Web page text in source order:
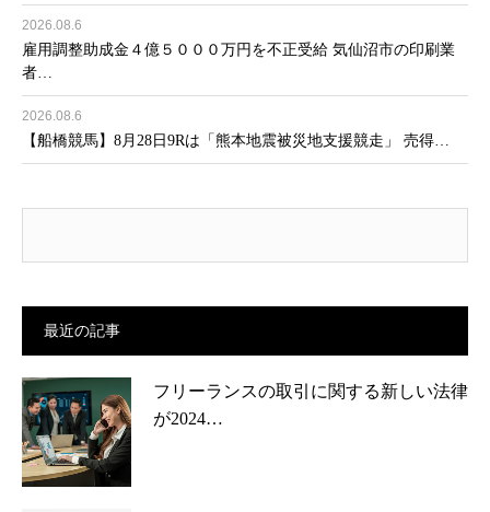
2026.08.6
雇用調整助成金４億５０００万円を不正受給 気仙沼市の印刷業
者…
2026.08.6
【船橋競馬】8月28日9Rは「熊本地震被災地支援競走」 売得…
最近の記事
フリーランスの取引に関する新しい法律
が2024…